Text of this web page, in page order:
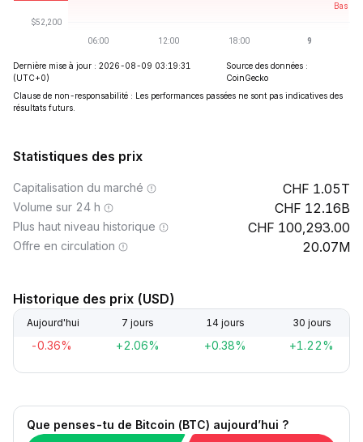
Dernière mise à jour : 2026-08-09 03:19:31
(UTC+0)
Source des données :
CoinGecko
Clause de non-responsabilité : Les performances passées ne sont pas indicatives des
résultats futurs.
Statistiques des prix
Capitalisation du marché 1.05T
Volume sur 24 h 12.16B
Plus haut niveau historique 100,293.00
Offre en circulation 20.07M
Historique des prix (USD)
Aujourd'hui 7 jours 14 jours 30 jours
-0.36% +2.06% +0.38% +1.22%
Que penses-tu de Bitcoin (BTC) aujourd’hui ?